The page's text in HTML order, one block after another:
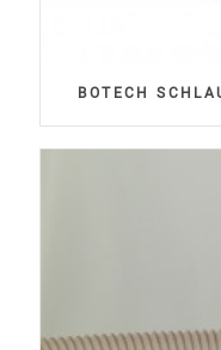
BOTECH